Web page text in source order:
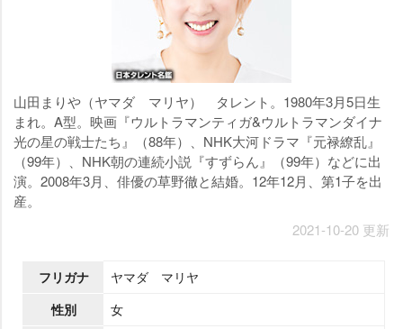
山田まりや（ヤマダ マリヤ） タレント。1980年3月5日生
まれ。A型。映画『ウルトラマンティガ&ウルトラマンダイナ
光の星の戦士たち』（88年）、NHK大河ドラマ『元禄繚乱』
（99年）、NHK朝の連続小説『すずらん』（99年）などに出
演。2008年3月、俳優の草野徹と結婚。12年12月、第1子を出
産。
2021-10-20 更新
フリガナ
ヤマダ マリヤ
性別
女